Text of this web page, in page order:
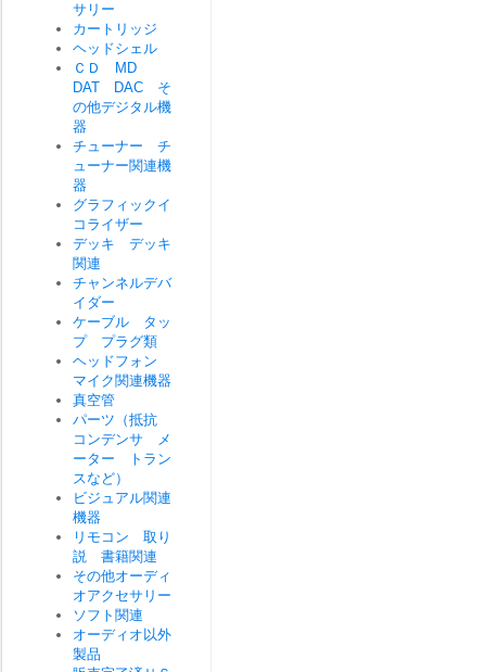
サリー
カートリッジ
ヘッドシェル
ＣＤ MD
DAT DAC そ
の他デジタル機
器
チューナー チ
ューナー関連機
器
グラフィックイ
コライザー
デッキ デッキ
関連
チャンネルデバ
イダー
ケーブル タッ
プ プラグ類
ヘッドフォン
マイク関連機器
真空管
パーツ（抵抗
コンデンサ メ
ーター トラン
スなど）
ビジュアル関連
機器
リモコン 取り
説 書籍関連
その他オーディ
オアクセサリー
ソフト関連
オーディオ以外
製品